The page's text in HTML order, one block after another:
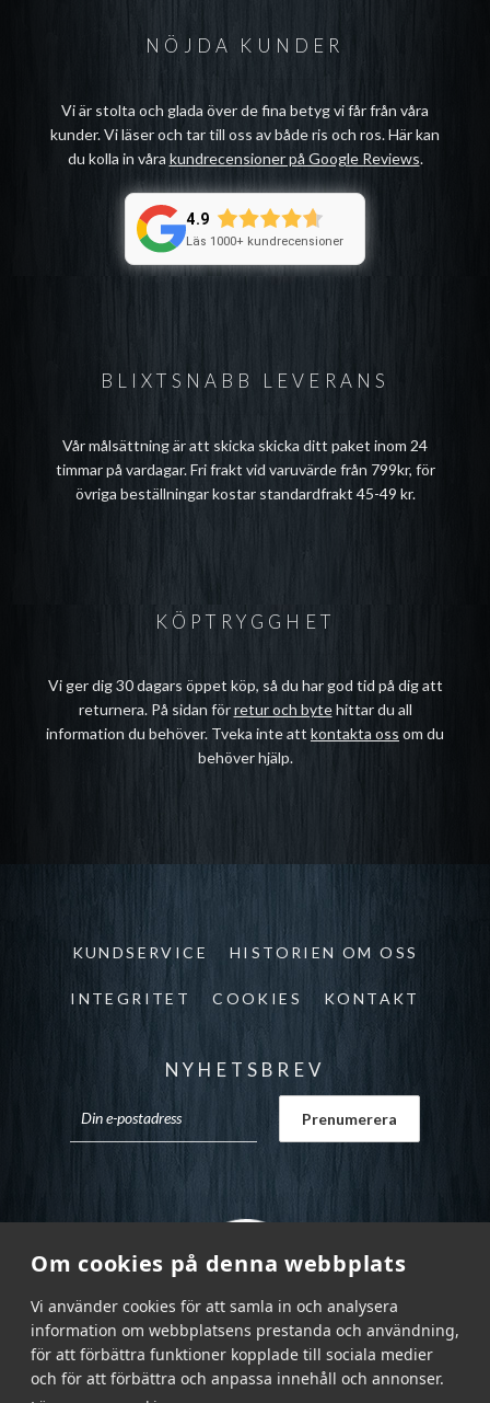
Om cookies på denna webbplats
Vi använder cookies för att samla in och analysera
information om webbplatsens prestanda och användning,
för att förbättra funktioner kopplade till sociala medier
och för att förbättra och anpassa innehåll och annonser.
BLIXTSNABB LEVERANS
Vår målsättning är att skicka skicka ditt paket inom 24
timmar på vardagar. Fri frakt vid varuvärde från 799kr, för
övriga beställningar kostar standardfrakt 45-49 kr.
NÖJDA KUNDER
Vi är stolta och glada över de fina betyg vi får från våra
kunder. Vi läser och tar till oss av både ris och ros. Här kan
du kolla in våra kundrecensioner på Google Reviews.
4.9
Läs 1000+ kundrecensioner
KÖPTRYGGHET
Vi ger dig 30 dagars öppet köp, så du har god tid på dig att
returnera. På sidan förretur och bytehittar du all
information du behöver. Tveka inte att kontakta oss om du
behöver hjälp.
KUNDSERVICE HISTORIEN OM OSS
INTEGRITET COOKIES KONTAKT
NYHETSBREV